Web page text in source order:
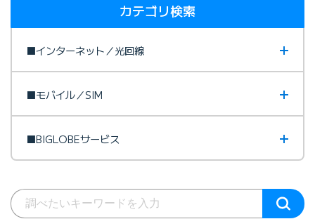
カテゴリ検索
■インターネット／光回線
■モバイル／SIM
■BIGLOBEサービス